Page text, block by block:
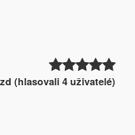
(hlasovali 4 uživatelé)